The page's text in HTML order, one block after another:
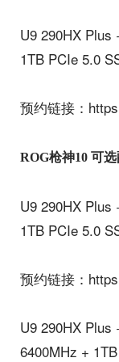
U9 290HX Plus
1TB PCIe 5.0
预约链接：
ROG枪神10 可选
U9 290HX Plus
1TB PCIe 5.0
预约链接：
U9 290HX Plus
6400MHz +